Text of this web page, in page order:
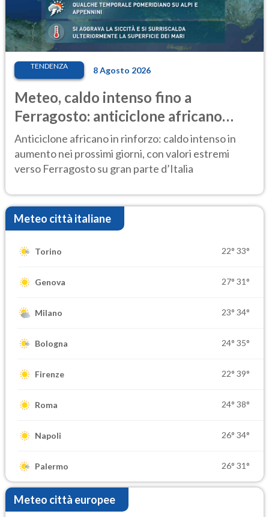
TENDENZA 8 Agosto 2026
Meteo, caldo intenso fino a
Ferragosto: anticiclone africano
ancora protagonista
Anticiclone africano in rinforzo: caldo intenso in
aumento nei prossimi giorni, con valori estremi
verso Ferragosto su gran parte d’Italia
Meteo città italiane
Torino 22° 33°
Genova 27° 31°
Milano 23° 34°
Bologna 24° 35°
Firenze 22° 39°
Roma 24° 38°
Napoli 26° 34°
Palermo 26° 31°
Meteo città europee